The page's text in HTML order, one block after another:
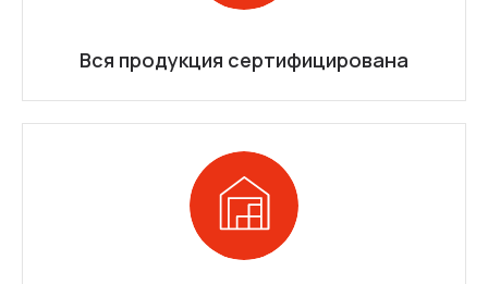
Вся продукция сертифицирована